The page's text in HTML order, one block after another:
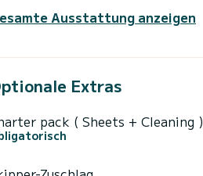
Ausstattung anzeigen
Extras
pack ( Sheets + Cleaning )